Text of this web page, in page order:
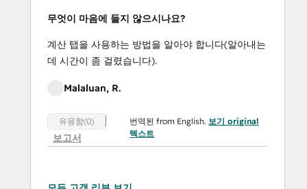
무엇이 마음에 들지 않으시나요?
계산 탭을 사용하는 방법을 알아야 합니다(알아내는
데 시간이 좀 걸렸습니다).
Malaluan, R.
유용함(0)
보고서
번역된 from English. 보기 original
텍스트